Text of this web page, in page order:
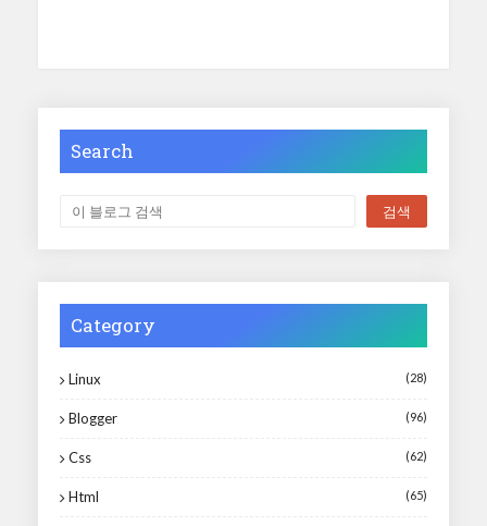
Search
Category
Linux (28)
Blogger (96)
Css (62)
Html (65)